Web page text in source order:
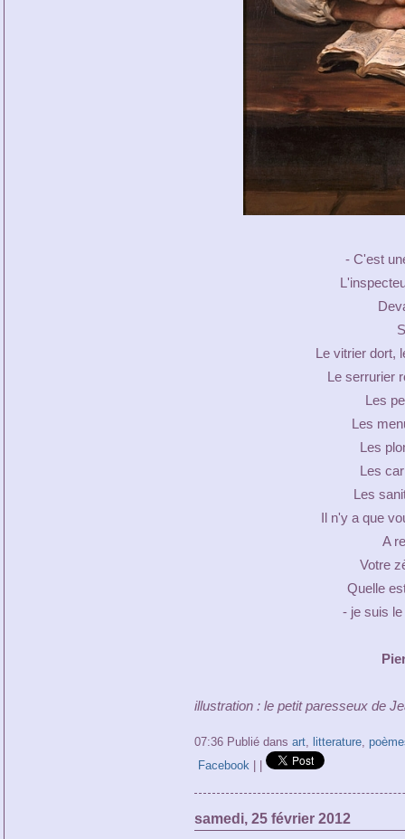
- C'est
Le vitrier
Le serrurier
Les
Les
Les
Les
Les
Il n'y a que
A
Votre
Quelle
- je suis
illustration : le petit paresseux de
07:36 Publié dans art, litterature,
Facebook
samedi, 25 février 2012